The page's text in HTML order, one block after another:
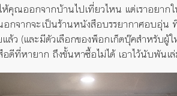
คุณออกจากบ้านไปเที่ยวไหน แต่เราอยาก
อกจากจะเป็นร้านหนังสือบรรยากาศอบอุ่น
ล้ว (และมีตัวเลือกของพ็อกเก็ตบุ๊คสำหรับผู้
ดีที่หายาก ถึงขั้นหาซื้อไม่ได้ เอาไว้นับพันเ